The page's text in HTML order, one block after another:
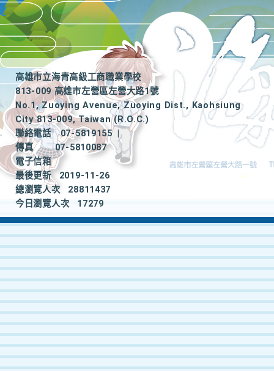
高雄市立海青高級工商職業學校
813-009 高雄市左營區左營大路1號
No.1, Zuoying Avenue, Zuoying Dist., Kaohsiung
City 813-009, Taiwan (R.O.C.)
聯絡電話
07-5819155
|
傳真
07-5810087
電子信箱
最後更新
2019-11-26
總瀏覽人次
28811437
今日瀏覽人次
17279